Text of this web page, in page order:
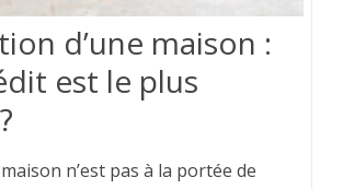
d’une maison :
est le plus
n’est pas à la portée de